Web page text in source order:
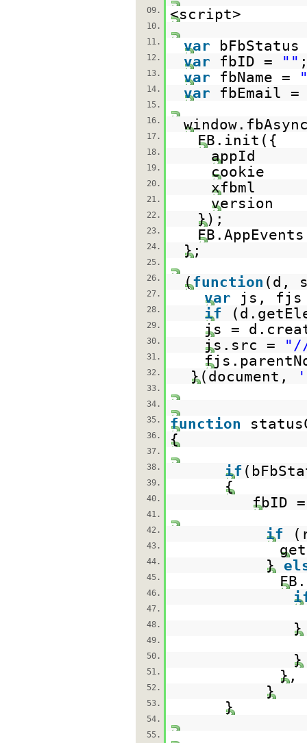
09.
<script>
10.
11.
var
12. var fbID = ""
13. var fbName =
14. var fbEmail
15.
16.
17. FB.init({
18.
19.
20.
21.
22. });
23.
24. };
25.
26.
(function (d,
27. var js, fjs =
28. if
29. js =
30. js.src =
31.
32. }(document,
33.
34.
35.
function
36. {
37.
38.
if
39. {
40. fbID
41.
42.
if
43.
44. }
45.
46.
47.
48.
49.
50. }
51. },
52. }
53. }
54.
55.